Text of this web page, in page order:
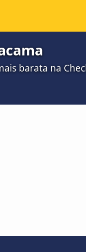
barata na